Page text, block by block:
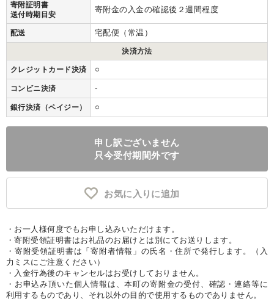
寄附証明書
送付時期目安
寄附金の入金の確認後２週間程度
配送 宅配便（常温）
決済方法
クレジットカード決済 ○
コンビニ決済 -
銀行決済（ペイジー） ○
申し訳ございません
只今受付期間外です
お気に入りに追加
・お一人様何度でもお申し込みいただけます。
・寄附受領証明書はお礼品のお届けとは別にてお送りします。
・寄附受領証明書は「寄附者情報」の氏名・住所で発行します。（入
力ミスにご注意ください）
・入金行為後のキャンセルはお受けしておりません。
・お申込み頂いた個人情報は、本町の寄附金の受付、確認・連絡等に
利用するものであり、それ以外の目的で使用するものでありません。